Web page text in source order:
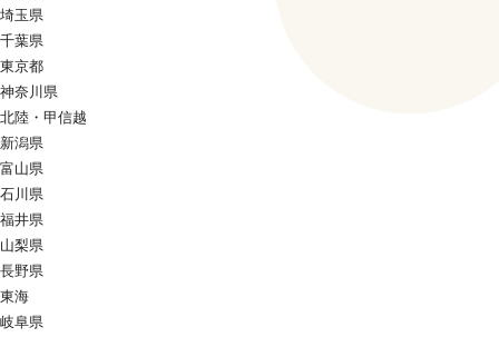
埼玉県
千葉県
東京都
神奈川県
北陸・甲信越
新潟県
富山県
石川県
福井県
山梨県
長野県
東海
岐阜県